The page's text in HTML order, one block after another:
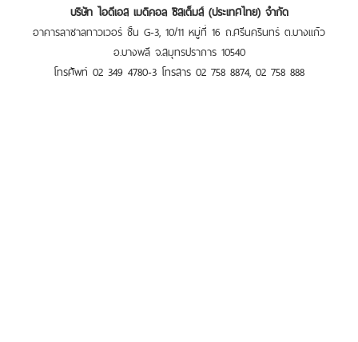
บริษัท ไอดีเอส เมดิคอล ซิสเต็มส์ (ประเทศไทย) จำกัด
อาคารลาซาลทาวเวอร์ ชั้น G-3, 10/11 หมู่ที่ 16 ถ.ศรีนครินทร์ ต.บางแก้ว
อ.บางพลี จ.สมุทรปราการ 10540
โทรศัพท์ 02 349 4780-3 โทรสาร 02 758 8874, 02 758 888